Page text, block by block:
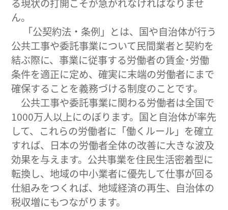
る現状の打開こそが急がれなければなりませ
ん。
「公契約法・条例」とは、国や自治体が行う
公共工事や委託事業について民間業者と契約を
結ぶ際に、事業に従事する労働者の賃金･労働
条件を適正に定め、確実に末端の労働者にまで
確保することを義務づける制度のことです。
公共工事や委託事業に関わる労働者は全国で
1000万人以上にのぼります。国と自治体が率先
して、これらの労働者に「働くルール」を確立
すれば、日本の労働者全体の改善に大きな波及
効果を与えます。公共事業を住民生活密着型に
転換し、地域の中小業者に優先して仕事が回る
仕組みをつくれば、地域経済の再生、自治体の
税収増にもつながります。